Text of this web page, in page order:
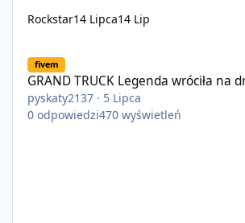
Rockstar14 Lipca14 Lip
fivem
GRAND TRUCK Legenda wróciła na
pyskaty2137 · 5 Lipca
0 odpowiedzi470 wyświetleń